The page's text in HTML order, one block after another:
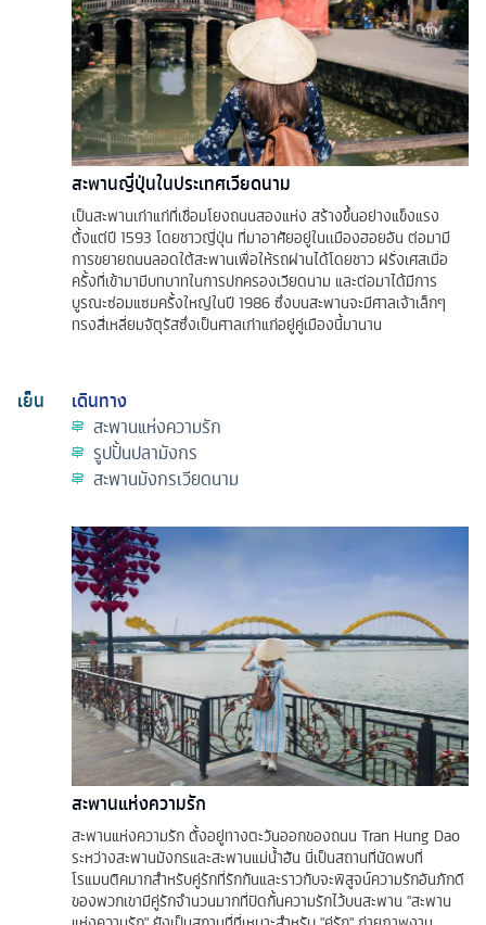
สะพานญี่ปุ่นในประเทศเวียดนาม
เป็นสะพานเก่าแก่ที่เชื่อมโยงถนนสองแห่ง สร้างขึ้นอย่างแข็งแรง
ตั้งแต่ปี 1593 โดยชาวญี่ปุ่น ที่มาอาศัยอยู่ในเเมืองฮอยอัน ต่อมามี
การขยายถนนลอดใต้สะพานเพื่อให้รถผ่านได้โดยชาว ฝรั่งเศสเมื่อ
ครั้งที่เข้ามามีบทบาทในการปกครองเวียดนาม และต่อมาได้มีการ
บูรณะซ่อมแซมครั้งใหญ่ในปี 1986 ซึ่งบนสะพานจะมีศาลเจ้าเล็กๆ
ทรงสี่เหลี่ยมจัตุรัสซึ่งเป็นศาลเก่าแก่อยู่คู่เมืองนี้มานาน
เย็น
เดินทาง
สะพานแห่งความรัก
รูปปั้นปลามังกร
สะพานมังกรเวียดนาม
สะพานแห่งความรัก
สะพานแห่งความรัก ตั้งอยู่ทางตะวันออกของถนน Tran Hung Dao
ระหว่างสะพานมังกรและสะพานแม่น้ำฮัน นี่เป็นสถานที่นัดพบที่
โรแมนติคมากสำหรับคู่รักที่รักกันและราวกับจะพิสูจน์ความรักอันภักดี
ของพวกเขามีคู่รักจำนวนมากที่ปิดกั้นความรักไว้บนสะพาน "สะพาน